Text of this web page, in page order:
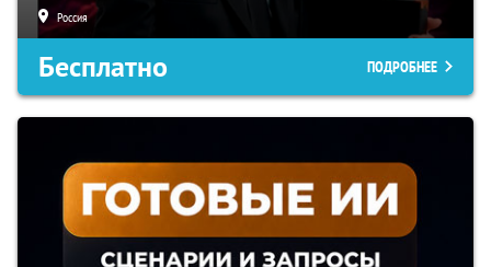
Россия
Бесплатно ПОДРОБНЕЕ